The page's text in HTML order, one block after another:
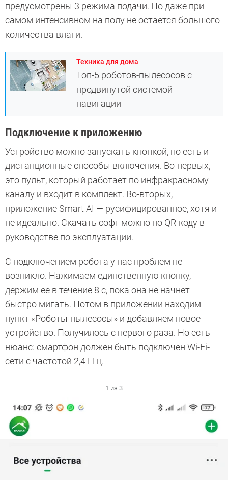
предусмотрены 3 режима подачи. Но даже при
самом интенсивном на полу не остается большого
количества влаги.
Техника для дома
Топ-5 роботов-пылесосов с
продвинутой системой
навигации
Подключение к приложению
Устройство можно запускать кнопкой, но есть и
дистанционные способы включения. Во-первых,
это пульт, который работает по инфракрасному
каналу и входит в комплект. Во-вторых,
приложение Smart AI — русифицированное, хотя и
не идеально. Скачать софт можно по QR-коду в
руководстве по эксплуатации.
С подключением робота у нас проблем не
возникло. Нажимаем единственную кнопку,
держим ее в течение 8 с, пока она не начнет
быстро мигать. Потом в приложении находим
пункт «Роботы-пылесосы» и добавляем новое
устройство. Получилось с первого раза. Но есть
нюанс: смартфон должен быть подключен Wi-Fi-
сети с частотой 2,4 ГГц.
1 из 3